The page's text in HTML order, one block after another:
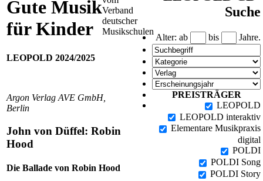
Gute Musik
für Kinder
LEOPOLD 2024/2025
Argon Verlag AVE GmbH,
Berlin
John von Düffel: Robin
Hood
Die Ballade von Robin Hood
Suche
Alter: ab bis Jahre.
PREISTRÄGER
LEOPOLD
LEOPOLD interaktiv
Elementare Musikpraxis
digital
POLDI
POLDI Song
POLDI Story